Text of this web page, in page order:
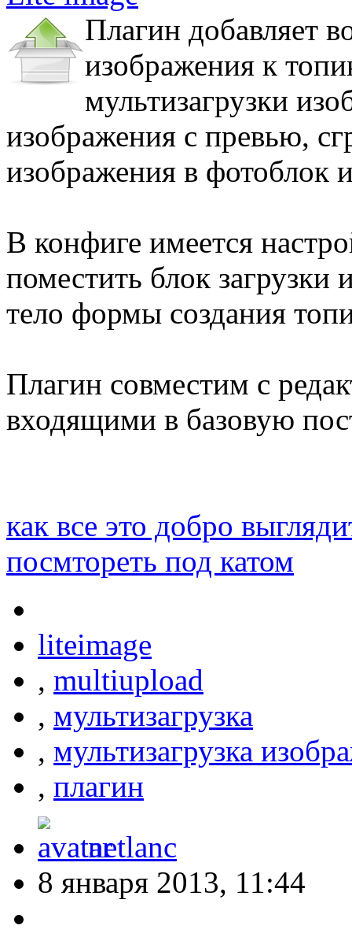
Плагин добавляет
изображения к
мультизагрузки
изображения с превью,
изображения в фотоблок
В конфиге имеется
поместить блок загрузки
тело формы создания
Плагин совместим с
входящими в базовую
как все это добро
посмтореть под катом
liteimage
, multiupload
, мультизагрузка
, мультизагрузка
, плагин
netlanc
8 января 2013, 11:44